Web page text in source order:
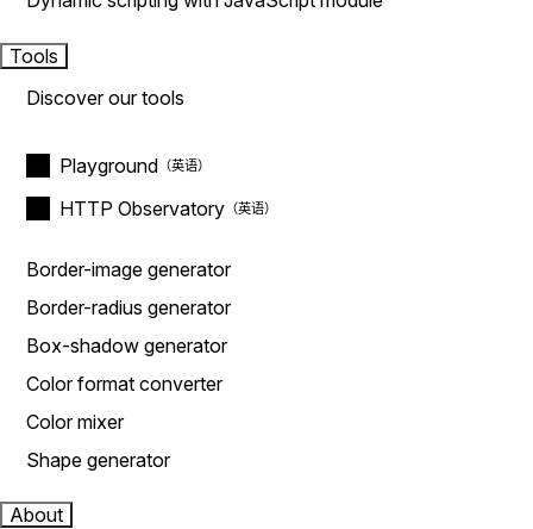
Tools
Discover our tools
Playground
HTTP Observatory
Border-image generator
Border-radius generator
Box-shadow generator
Color format converter
Color mixer
Shape generator
About